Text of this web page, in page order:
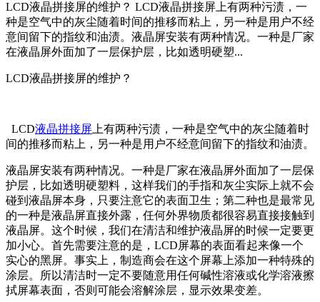
LCD液晶拼接屏的维护？ LCD液晶拼接屏上有两种污渍，一
种是空气中的灰尘随着时间的推移而粘上，另一种是用户不经
意间留下的指纹和油渍。液晶屏安装有两种情况。一种是厂家
在液晶屏外面加了一层保护层，比如透明硬塑...
LCD液晶拼接屏的维护？
LCD液晶拼接屏上有两种污渍，一种是空气中的灰尘随着时
间的推移而粘上，另一种是用户不经意间留下的指纹和油渍。
液晶屏安装有两种情况。一种是厂家在液晶屏外面加了一层保
护层，比如透明硬塑料，这样我们的手指和灰尘实际上就不会
碰到液晶屏本身，只要注意它的表面卫生；第二种也是最常见
的一种是液晶屏直接外露，任何外界物质都很容易直接接触到
液晶屏。这个时候，我们在清洁和维护液晶屏的时候一定要更
加小心。首先需要注意的是，LCD屏幕的表面看起来像一个
实心的黑屏。事实上，制造商会在这个屏幕上添加一种特殊的
涂层。所以清洁时一定不要随意用任何碱性溶液或化学溶液擦
拭屏幕表面，否则可能会溶解涂层，显示效果变差。